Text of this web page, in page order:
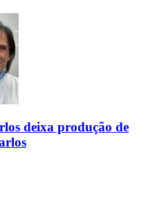
deixa produção de